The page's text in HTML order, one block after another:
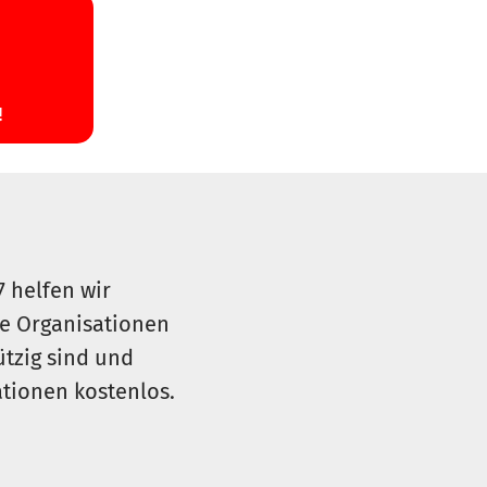
helfen wir
Organisationen
sind und
kostenlos.